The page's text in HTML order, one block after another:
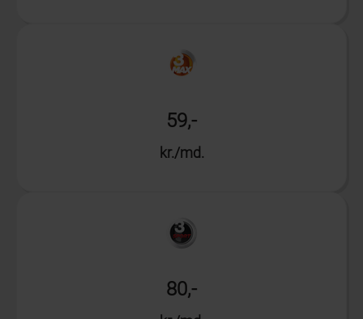
59,-
kr./md.
80,-